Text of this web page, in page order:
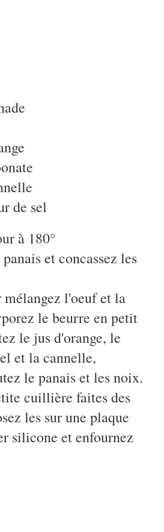
de sel
à 180°
et concassez les
mélangez l'oeuf et la
le beurre en petit
le jus d'orange, le
et la cannelle,
le panais et les noix.
cuillière faites des
les sur une plaque
silicone et enfournez